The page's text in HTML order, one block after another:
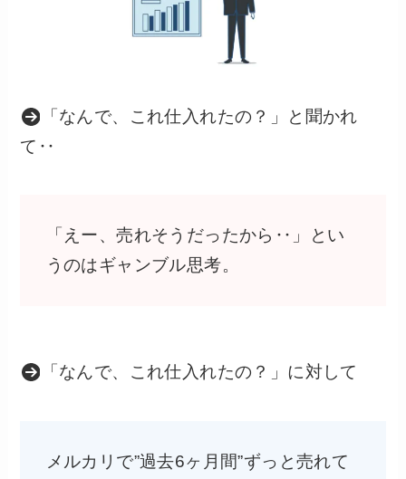
「なんで、これ仕入れたの？」と聞かれ
て‥
「えー、売れそうだったから‥」とい
うのはギャンブル思考。
「なんで、これ仕入れたの？」に対して
メルカリで”過去6ヶ月間”ずっと売れて